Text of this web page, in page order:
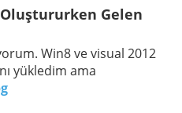
Gelen
Win8 ve visual 2012
yükledim ama